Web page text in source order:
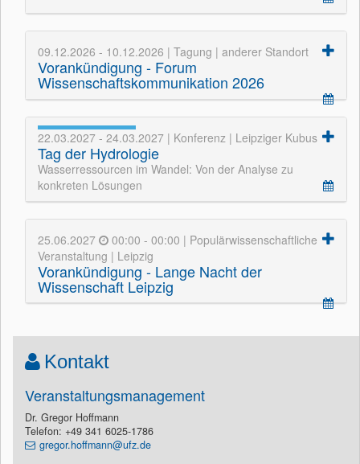
09.12.2026 - 10.12.2026 | Tagung | anderer Standort
Vorankündigung - Forum
Wissenschaftskommunikation 2026
22.03.2027 - 24.03.2027 | Konferenz | Leipziger Kubus
Tag der Hydrologie
Wasserressourcen im Wandel: Von der Analyse zu
konkreten Lösungen
25.06.2027
00:00 - 00:00 | Populärwissenschaftliche
Veranstaltung | Leipzig
Vorankündigung - Lange Nacht der
Wissenschaft Leipzig
Kontakt
Veranstaltungsmanagement
Dr. Gregor Hoffmann
Telefon: +49 341 6025-1786
gregor.hoffmann@ufz.de